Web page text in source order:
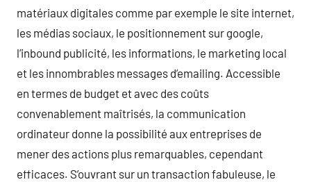
matériaux digitales comme par exemple le site internet,
les médias sociaux, le positionnement sur google,
l’inbound publicité, les informations, le marketing local
et les innombrables messages d’emailing. Accessible
en termes de budget et avec des coûts
convenablement maîtrisés, la communication
ordinateur donne la possibilité aux entreprises de
mener des actions plus remarquables, cependant
efficaces. S’ouvrant sur un transaction fabuleuse, le